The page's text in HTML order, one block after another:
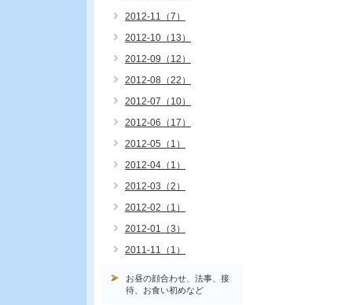
2012-11（7）
2012-10（13）
2012-09（12）
2012-08（22）
2012-07（10）
2012-06（17）
2012-05（1）
2012-04（1）
2012-03（2）
2012-02（1）
2012-01（3）
2011-11（1）
お昼の顔合わせ、法事、接
待、お食い初めなど